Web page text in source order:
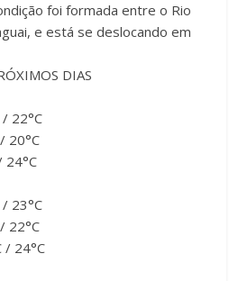
foi formada entre o Rio
e está se deslocando em
DIAS
22°C
20°C
24°C
23°C
22°C
/ 24°C